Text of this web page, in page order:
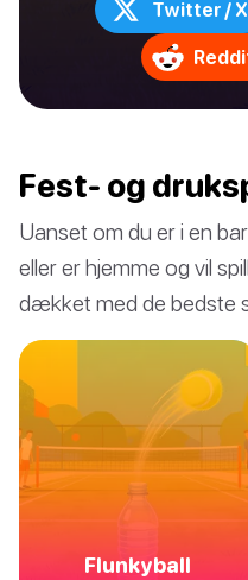
Twitter / X
Fest- og
Uanset om du er i en
eller er hjemme og vil
dækket med de bedste
Flunkyball